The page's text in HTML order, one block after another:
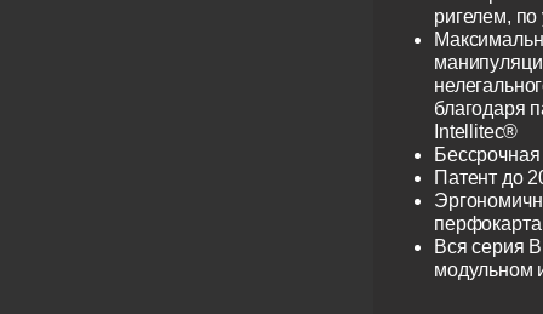
ригелем,
благодаря
Intellitec®
Патент до
перфокарта
Вся серия
модульном